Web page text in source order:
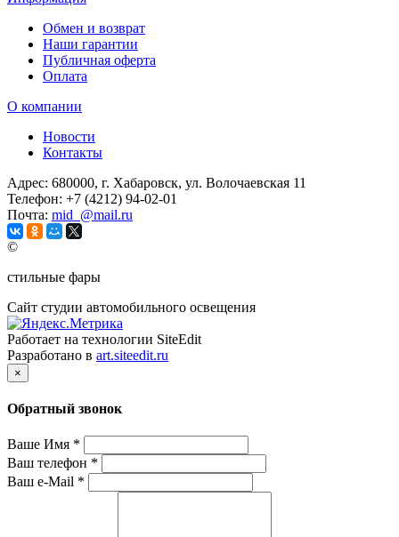
Обмен и возврат
Наши гарантии
Публичная оферта
Оплата
О компании
Новости
Контакты
Адрес: 680000, г. Хабаровск, ул. Волочаевская 11
Телефон: +7 (4212) 94-02-01
Почта: mid_@mail.ru
©
стильные фары
Сайт студии автомобильного освещения
Работает на технологии SiteEdit
Разработано в art.siteedit.ru
×
Обратный звонок
Ваше Имя *
Ваш телефон *
Ваш e-Mail *